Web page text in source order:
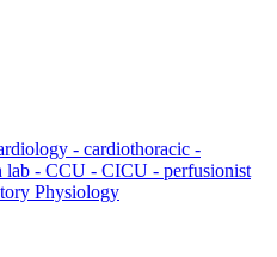
- cardiothoracic -
lab - CCU - CICU - perfusionist
Physiology